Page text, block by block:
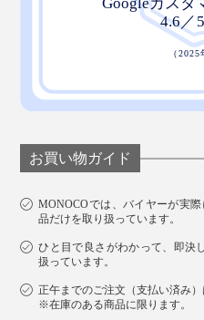
お買い物ガイド
MONOCOでは、バイヤーが実
品だけを取り扱っています。
ひと目で良さがわかって、即決
扱っています。
正午までのご注文（支払い済み）
※在庫のある商品に限ります。